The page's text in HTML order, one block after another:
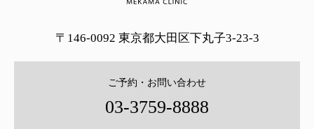
〒146-0092 東京都大田区下丸子3-23-3
ご予約・お問い合わせ
03-3759-8888